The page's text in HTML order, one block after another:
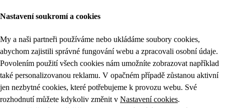
Nastavení soukromí a cookies
My a naši partneři používáme nebo ukládáme soubory cookies,
abychom zajistili správné fungování webu a zpracovali osobní údaje.
Povolením použití všech cookies nám umožníte zobrazovat například
také personalizovanou reklamu. V opačném případě zůstanou aktivní
jen nezbytné cookies, které potřebujeme k provozu webu. Své
rozhodnutí můžete kdykoliv změnit v Nastavení cookies.